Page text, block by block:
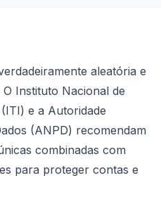
aleatória e
Instituto Nacional de
e a Autoridade
(ANPD) recomendam
combinadas com
para proteger contas e